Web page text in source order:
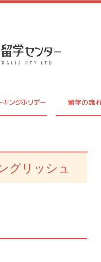
キングホリデー 留学の流
グリッシュ